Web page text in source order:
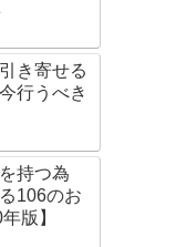
き寄せる
行うべき
持つ為
106のお
版】